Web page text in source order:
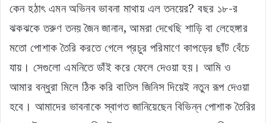
কেন হঠাৎ এমন অভিনব ভাবনা মাথায় এল তনয়ের? বছর ১৮-র
ঝকঝকে তরুণ তনয় জৈন জানান, আমরা দেখেছি শাড়ি বা লেহেঙ্গার
মতো পোশাক তৈরি করতে গেলে প্রচুর পরিমাণে কাপড়ের ছাঁট বেঁচে
যায়। সেগুলো এমনিতে ডাঁই করে ফেলে দেওয়া হয়। আমি ও
আমার বন্ধুরা মিলে ঠিক করি বাতিল জিনিস দিয়েই নতুন রূপ দেওয়া
হবে। আমাদের ভাবনাকে স্বাগত জানিয়েছেন বিভিন্ন পোশাক তৈরির